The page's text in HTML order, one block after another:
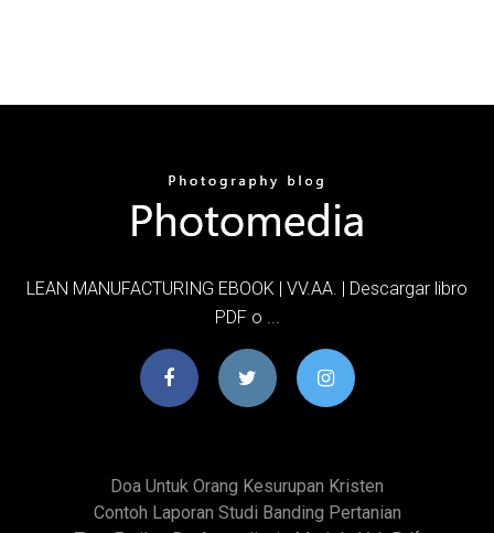
LEAN MANUFACTURING EBOOK | VV.AA. | Descargar libro
PDF o ...
Doa Untuk Orang Kesurupan Kristen
Contoh Laporan Studi Banding Pertanian